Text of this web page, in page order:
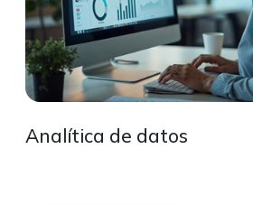
Analítica de datos